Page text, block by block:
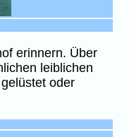
erinnern. Über
leiblichen
oder